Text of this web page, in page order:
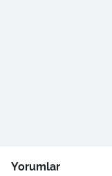
Yorumlar